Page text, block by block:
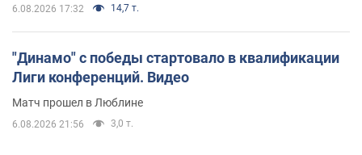
6.08.2026 17:32 14,7 т.
"Динамо" с победы стартовало в квалификации
Лиги конференций. Видео
Матч прошел в Люблине
6.08.2026 21:56 3,0 т.